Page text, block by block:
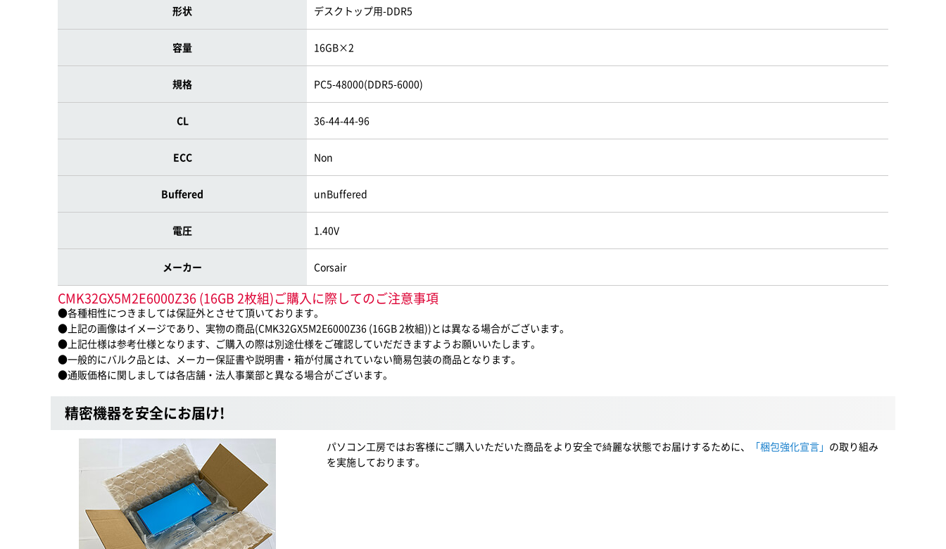
形状 デスクトップ用-DDR5
容量 16GB×2
規格 PC5-48000(DDR5-6000)
CL 36-44-44-96
ECC Non
Buffered unBuffered
電圧 1.40V
メーカー Corsair
CMK32GX5M2E6000Z36 (16GB 2枚組)ご購入に際してのご注意事項
●各種相性につきましては保証外とさせて頂いております。
●上記の画像はイメージであり、実物の商品(CMK32GX5M2E6000Z36 (16GB 2枚組))とは異なる場合がございます。
●上記仕様は参考仕様となります、ご購入の際は別途仕様をご確認していだだきますようお願いいたします。
●一般的にバルク品とは、メーカー保証書や説明書・箱が付属されていない簡易包装の商品となります。
●通販価格に関しましては各店舗・法人事業部と異なる場合がございます。
精密機器を安全にお届け!
パソコン工房ではお客様にご購入いただいた商品をより安全で綺麗な状態でお届けするために、 「梱包強化宣言」 の取り組み
を実施しております。